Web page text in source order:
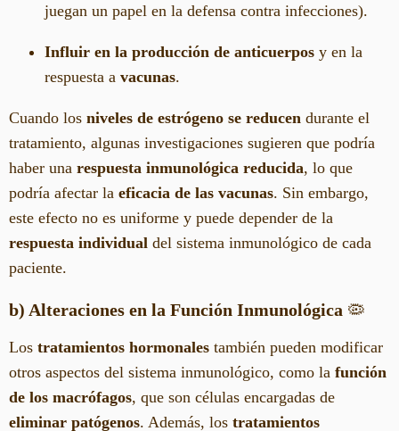
juegan un papel en la defensa contra infecciones).
Influir en la producción de anticuerpos y en la
respuesta a vacunas.
Cuando los niveles de estrógeno se reducen durante el
tratamiento, algunas investigaciones sugieren que podría
haber una respuesta inmunológica reducida, lo que
podría afectar la eficacia de las vacunas. Sin embargo,
este efecto no es uniforme y puede depender de la
respuesta individual del sistema inmunológico de cada
paciente.
b) Alteraciones en la Función Inmunológica 🦠
Los tratamientos hormonales también pueden modificar
otros aspectos del sistema inmunológico, como la función
de los macrófagos, que son células encargadas de
eliminar patógenos. Además, los tratamientos